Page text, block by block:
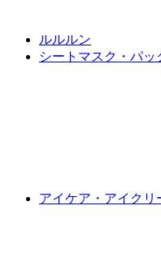
ルルルン
シートマスク・パッ
アイケア・アイクリ